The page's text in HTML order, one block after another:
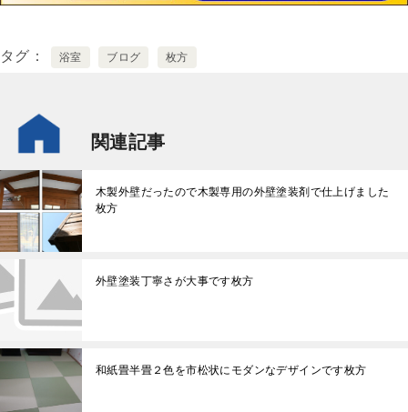
タグ 浴室 ブログ 枚方
関連記事
木製外壁だったので木製専用の外壁塗装剤で仕上げました
枚方
外壁塗装丁寧さが大事です枚方
和紙畳半畳２色を市松状にモダンなデザインです枚方